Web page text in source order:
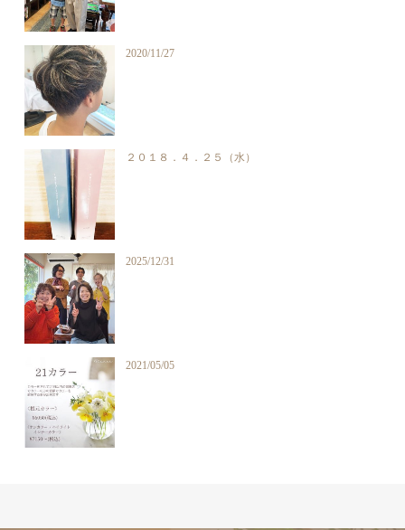
2020/11/27
２０１８．４．２５（水）
2025/12/31
2021/05/05